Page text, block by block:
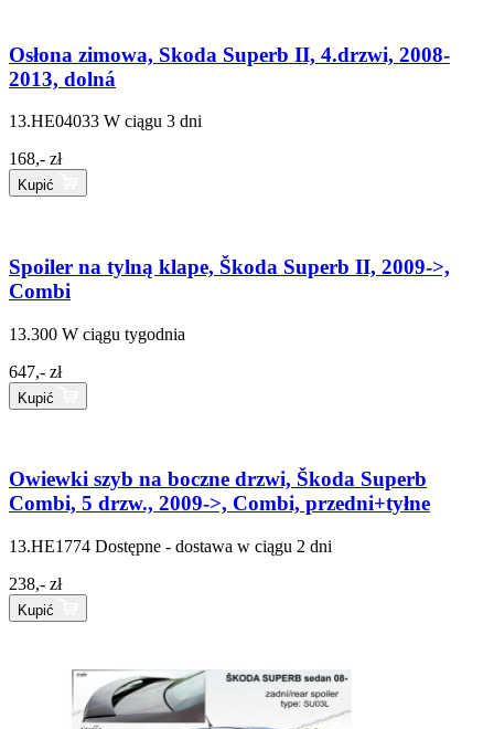
Osłona zimowa, Skoda Superb II, 4.drzwi, 2008-
2013, dolná
13.HE04033 W ciągu 3 dni
168,- zł
Kupić
Spoiler na tylną klape, Škoda Superb II, 2009->,
Combi
13.300 W ciągu tygodnia
647,- zł
Kupić
Owiewki szyb na boczne drzwi, Škoda Superb
Combi, 5 drzw., 2009->, Combi, przedni+tyłne
13.HE1774 Dostępne - dostawa w ciągu 2 dni
238,- zł
Kupić